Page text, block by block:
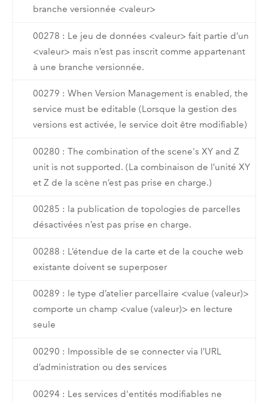
branche versionnée <valeur>
00278 : Le jeu de données <valeur> fait partie d’un
<valeur> mais n’est pas inscrit comme appartenant
à une branche versionnée.
00279 : When Version Management is enabled, the
service must be editable (Lorsque la gestion des
versions est activée, le service doit être modifiable)
00280 : The combination of the scene's XY and Z
unit is not supported. (La combinaison de l’unité XY
et Z de la scène n’est pas prise en charge.)
00285 : la publication de topologies de parcelles
désactivées n’est pas prise en charge.
00288 : L’étendue de la carte et de la couche web
existante doivent se superposer
00289 : le type d’atelier parcellaire <value (valeur)>
comporte un champ <value (valeur)> en lecture
seule
00290 : Impossible de se connecter via l’URL
d’administration ou des services
00294 : Les services d'entités modifiables ne